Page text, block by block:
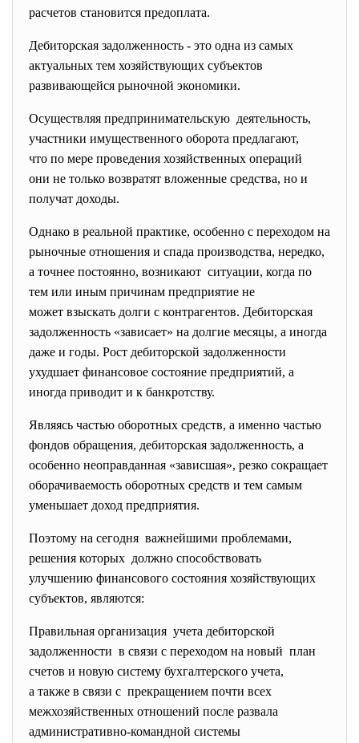
расчетов становится предоплата.
Дебиторская задолженность - это одна из самых
актуальных тем хозяйствующих субъектов
развивающейся рыночной экономики.
Осуществляя предпринимательскую деятельность,
участники имущественного оборота предлагают,
что по мере проведения хозяйственных операций
они не только возвратят вложенные средства, но и
получат доходы.
Однако в реальной практике, особенно с переходом на
рыночные отношения и спада производства, нередко,
а точнее постоянно, возникают ситуации, когда по
тем или иным причинам предприятие не
может взыскать долги с контрагентов. Дебиторская
задолженность «зависает» на долгие месяцы, а иногда
даже и годы. Рост дебиторской задолженности
ухудшает финансовое состояние предприятий, а
иногда приводит и к банкротству.
Являясь частью оборотных средств, а именно частью
фондов обращения, дебиторская задолженность, а
особенно неоправданная «зависшая», резко сокращает
оборачиваемость оборотных средств и тем самым
уменьшает доход предприятия.
Поэтому на сегодня важнейшими проблемами,
решения которых должно способствовать
улучшению финансового состояния хозяйствующих
субъектов, являются:
Правильная организация учета дебиторской
задолженности в связи с переходом на новый план
счетов и новую систему бухгалтерского учета,
а также в связи с прекращением почти всех
межхозяйственных отношений после развала
административно-командной системы